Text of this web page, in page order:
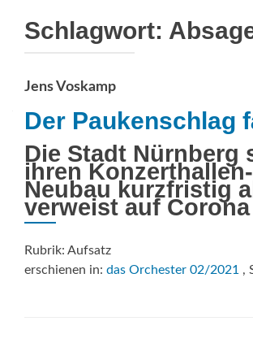
Schlagwort:
Jens Voskamp
Der Paukenschlag
Die Stadt Nürnberg
ihren Konzerthallen-
Neubau kurzfristig
verweist auf Corona
Rubrik: Aufsatz
erschienen in: das Orchester 02/2021 ,